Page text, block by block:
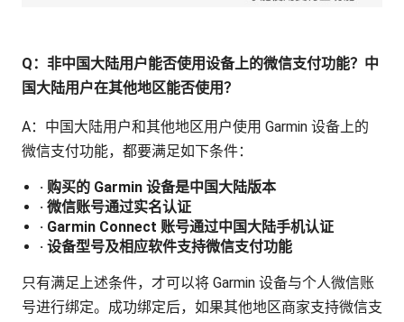
Q：非中国大陆用户能否使用设备上的微信支付功能？中
国大陆用户在其他地区能否使用？
A：中国大陆用户和其他地区用户使用 Garmin 设备上的
微信支付功能，都要满足如下条件：
· 购买的 Garmin 设备是中国大陆版本
· 微信账号通过实名认证
· Garmin Connect 账号通过中国大陆手机认证
· 设备型号及相应软件支持微信支付功能
只有满足上述条件，才可以将 Garmin 设备与个人微信账
号进行绑定。成功绑定后，如果其他地区商家支持微信支